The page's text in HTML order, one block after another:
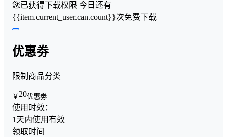
您已获得下载权限 今日还有
{{item.current_user.can.count}}次免费下载
优惠劵
限制商品分类
￥ 20优惠劵
使用时效：
1天内使用有效
领取时间